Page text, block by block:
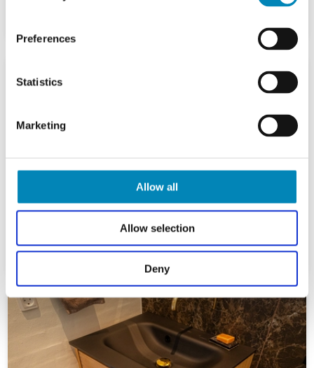
Preferences
Statistics
Marketing
Allow all
Allow selection
Deny